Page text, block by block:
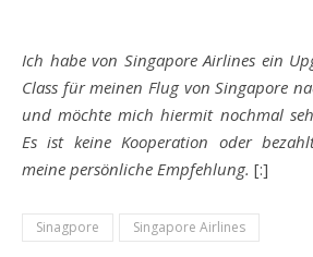
Ich habe von Singapore Airlines ein
Class für meinen Flug von Singapore
und möchte mich hiermit nochmal
Es ist keine Kooperation oder
meine persönliche Empfehlung. [:]
Sinagpore Singapore Airlines